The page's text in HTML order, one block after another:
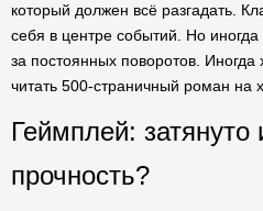
который должен всё разгадать.
себя в центре событий. Но
за постоянных поворотов. Иногда
читать 500-страничный роман на
Геймплей: затянуто
прочность?